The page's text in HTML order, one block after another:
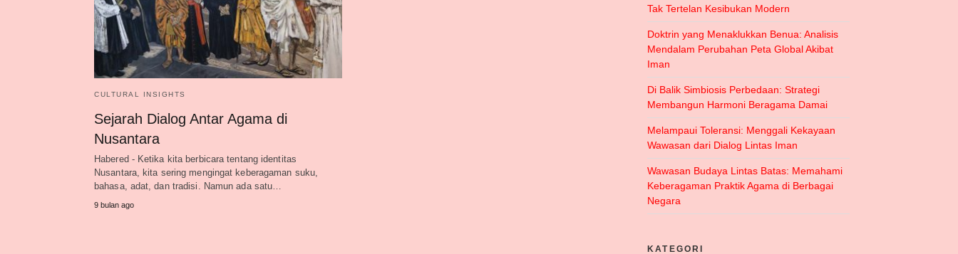
CULTURAL INSIGHTS
Sejarah Dialog Antar Agama di
Nusantara
Habered - Ketika kita berbicara tentang identitas
Nusantara, kita sering mengingat keberagaman suku,
bahasa, adat, dan tradisi. Namun ada satu…
9 bulan ago
Tak Tertelan Kesibukan Modern
Doktrin yang Menaklukkan Benua: Analisis
Mendalam Perubahan Peta Global Akibat
Iman
Di Balik Simbiosis Perbedaan: Strategi
Membangun Harmoni Beragama Damai
Melampaui Toleransi: Menggali Kekayaan
Wawasan dari Dialog Lintas Iman
Wawasan Budaya Lintas Batas: Memahami
Keberagaman Praktik Agama di Berbagai
Negara
KATEGORI